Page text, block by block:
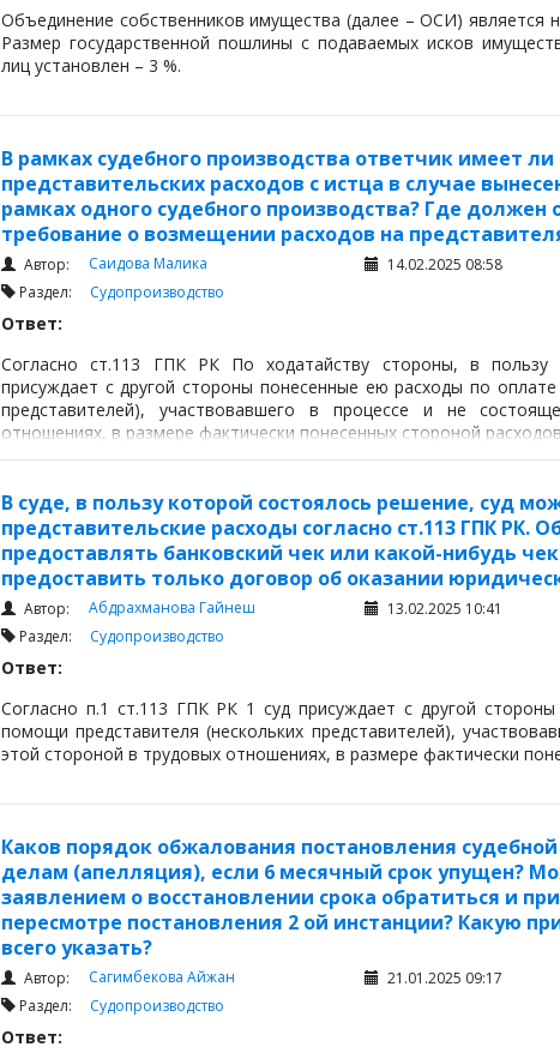
Объединение собственников имущества (далее – ОСИ) является
Размер государственной пошлины с подаваемых исков
лиц установлен – 3 %.
В рамках судебного производства ответчик имеет
представительских расходов с истца в случае
рамках одного судебного производства? Где должен
требование о возмещении расходов на
Автор: Саидова Малика 14.02.2025 08:58
Раздел: Судопроизводство
Ответ:
Согласно ст.113 ГПК РК По ходатайству стороны, в пользу
присуждает с другой стороны понесенные ею расходы по
представителей), участвовавшего в процессе и не
отношениях, в размере фактически понесенных стороной
В суде, в пользу которой состоялось решение, суд
представительские расходы согласно ст.113 ГПК РК.
предоставлять банковский чек или какой-нибудь
предоставить только договор об оказании
Автор: Абдрахманова Гайнеш 13.02.2025 10:41
Раздел: Судопроизводство
Ответ:
Согласно п.1 ст.113 ГПК РК 1 суд присуждает с другой
помощи представителя (нескольких представителей),
этой стороной в трудовых отношениях, в размере фактически
Каков порядок обжалования постановления
делам (апелляция), если 6 месячный срок упущен?
заявлением о восстановлении срока обратиться и
пересмотре постановления 2 ой инстанции? Какую
всего указать?
Автор: Сагимбекова Айжан 21.01.2025 09:17
Раздел: Судопроизводство
Ответ: